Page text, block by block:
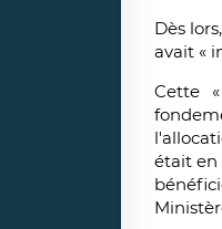
Dès
avait «
Cette
était en